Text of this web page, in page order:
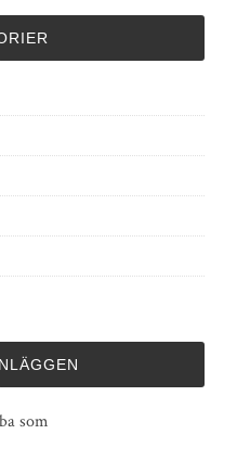
som